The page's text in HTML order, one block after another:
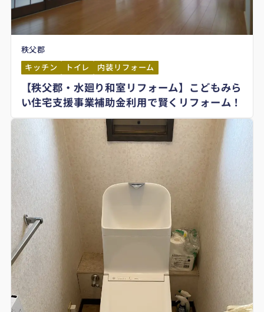
秩父郡
キッチン
トイレ 内装リフォーム
【秩父郡・水廻り和室リフォーム】こどもみら
い住宅支援事業補助金利用で賢くリフォーム！